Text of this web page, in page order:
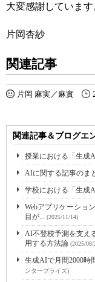
大変感謝していま
片岡杏紗
関連記事
片岡 麻実／麻實
関連記事＆ブログエ
授業における「生成
AIに関する記事のま
学校における「生成
Webアプリケーショ
目が...
(2025/11/14)
AI不登校予測を支え
用する方法論 (2025/08/
生成AIで月間2000
ンタープライズ)